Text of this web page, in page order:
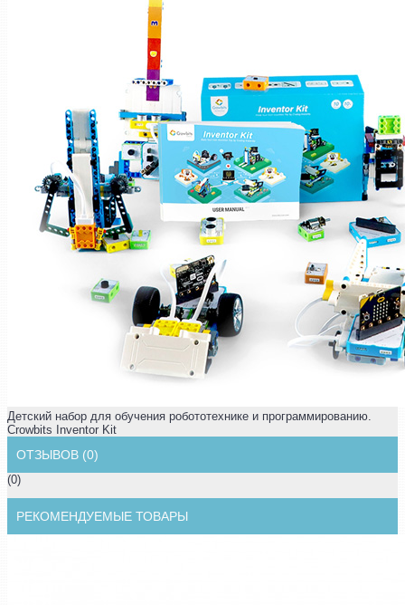
Детский набор для обучения робототехнике и программированию.
Crowbits Inventor Kit
ОТЗЫВОВ (0)
(0)
РЕКОМЕНДУЕМЫЕ ТОВАРЫ